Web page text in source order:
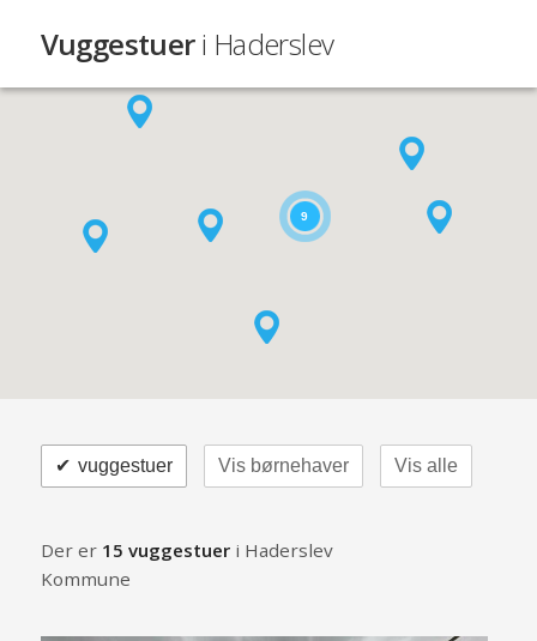
Vuggestueri Haderslev
9
vuggestuer
✔ Vis børnehaver Vis alle
Der er 15 vuggestueri Haderslev
Kommune